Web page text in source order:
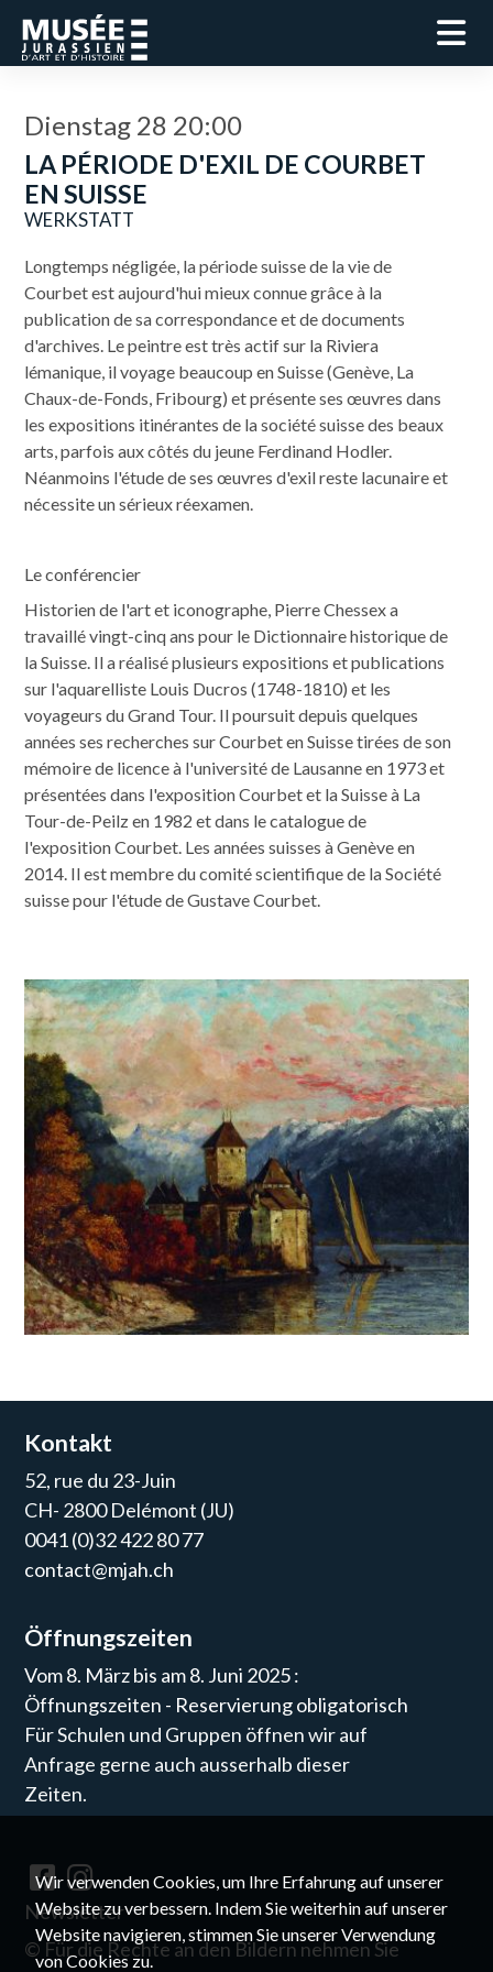
Dienstag 28 20:00
LA PÉRIODE D'EXIL DE COURBET
EN SUISSE
WERKSTATT
Longtemps négligée, la période suisse de la vie de
Courbet est aujourd'hui mieux connue grâce à la
publication de sa correspondance et de documents
d'archives. Le peintre est très actif sur la Riviera
lémanique, il voyage beaucoup en Suisse (Genève, La
Chaux-de-Fonds, Fribourg) et présente ses œuvres dans
les expositions itinérantes de la société suisse des beaux
arts, parfois aux côtés du jeune Ferdinand Hodler.
Néanmoins l'étude de ses œuvres d'exil reste lacunaire et
nécessite un sérieux réexamen.
Le conférencier
Historien de l'art et iconographe, Pierre Chessex a
travaillé vingt-cinq ans pour le Dictionnaire historique de
la Suisse. Il a réalisé plusieurs expositions et publications
sur l'aquarelliste Louis Ducros (1748-1810) et les
voyageurs du Grand Tour. Il poursuit depuis quelques
années ses recherches sur Courbet en Suisse tirées de son
mémoire de licence à l'université de Lausanne en 1973 et
présentées dans l'exposition Courbet et la Suisse à La
Tour-de-Peilz en 1982 et dans le catalogue de
l'exposition Courbet. Les années suisses à Genève en
2014. Il est membre du comité scientifique de la Société
suisse pour l'étude de Gustave Courbet.
Kontakt
52, rue du 23-Juin
CH- 2800 Delémont (JU)
0041 (0)32 422 80 77
contact@mjah.ch
Öffnungszeiten
Vom 8. März bis am 8. Juni 2025 :
Öffnungszeiten - Reservierung obligatorisch
Für Schulen und Gruppen öffnen wir auf
Anfrage gerne auch ausserhalb dieser
Zeiten.
Newsletter
©Für die Rechte an den Bildern nehmen Sie
Wir verwenden Cookies, um Ihre Erfahrung auf unserer
Website zu verbessern. Indem Sie weiterhin auf unserer
Website navigieren, stimmen Sie unserer Verwendung
von Cookies zu.